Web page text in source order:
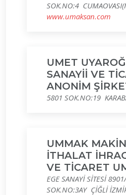
SOK.NO:4
www.umaksan.com
UMET
SANAYİİ VE
ANONİM
5801 SOK.NO:19
UMMAK
İTHALAT
VE TİCARET
EGE SANAYİ SİTESİ
SOK.NO:3AY ÇİĞLİ